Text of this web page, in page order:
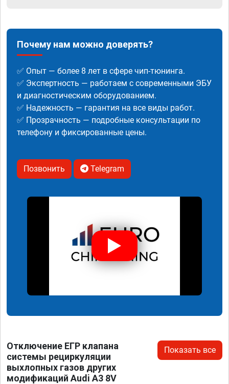
Почему нам можно доверять?
✅ Опыт — более 8 лет в сфере чип-тюнинга.
✅ Экспертность — работаем с современными ЭБУ
и диагностическим оборудованием.
✅ Надежность — гарантия на все виды работ.
✅ Прозрачность — подробные консультации по
телефону и фиксированные цены.
Позвонить Telegram
Отключение ЕГР клапана
системы рециркуляции
выхлопных газов других
модификаций Audi A3 8V
Показать все